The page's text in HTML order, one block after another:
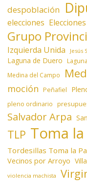
despoblación
elecciones
Grupo
Izquierda Unida Jesús
Laguna de Duero
Medina del Campo
moción Peñafiel
pleno ordinario
Salvador Arpa
TLP Toma
Tordesillas Toma la
Vecinos por Arroyo
violencia machista